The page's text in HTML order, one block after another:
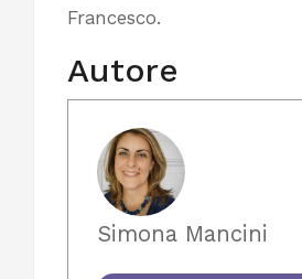
Francesco.
Autore
Simona Mancini